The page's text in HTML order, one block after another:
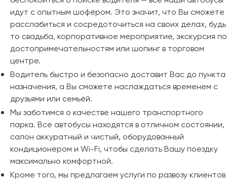
идут с опытным шофёром. Это значит, что Вы сможете
расслабиться и сосредоточиться на своих делах, будь
то свадьба, корпоративное мероприятие, экскурсия по
достопримечательностям или шопинг в торговом
центре.
Водитель быстро и безопасно доставит Вас до пункта
назначения, а Вы сможете наслаждаться временем с
друзьями или семьёй.
Мы заботимся о качестве нашего транспортного
парка. Все автобусы находятся в отличном состоянии,
салон аккуратный и чистый, оборудованный
кондиционером и Wi-Fi, чтобы сделать Вашу поездку
максимально комфортной.
Кроме того, мы предлагаем услуги по развозу клиентов